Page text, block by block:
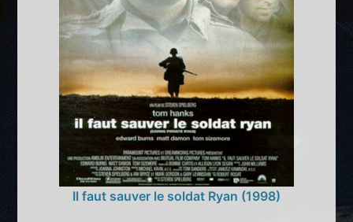
Il faut sauver le soldat Ryan (1998)